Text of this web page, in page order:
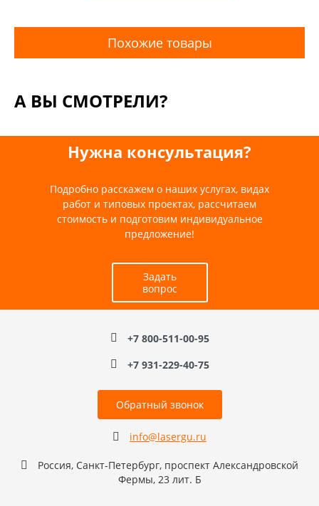
Похожие товары
А ВЫ СМОТРЕЛИ?
Нужна консультация?
Подробно расскажем о наших услугах, видах
работ и типовых проектах, рассчитаем
стоимость и подготовим индивидуальное
предложение!
Задать
вопрос
+7 800-511-00-95
+7 931-229-40-75
Обратный звонок
info@lasergu.ru
Россия, Санкт-Петербург, проспект Александровской
Фермы, 23 лит. Б